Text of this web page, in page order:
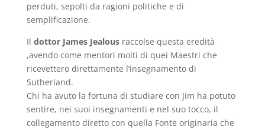
perduti, sepolti da ragioni politiche e di
semplificazione.
Il dottor James Jealousraccolse questa eredità
,avendo come mentori molti di quei Maestri che
ricevettero direttamente l’insegnamento di
Sutherland.
Chi ha avuto la fortuna di studiare con Jim ha potuto
sentire, nei suoi insegnamenti e nel suo tocco, il
collegamento diretto con quella Fonte originaria che